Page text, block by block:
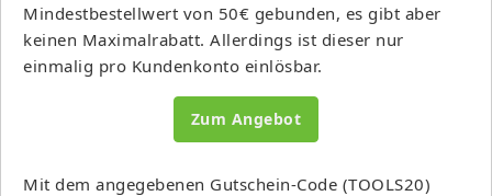
Mindestbestellwert von 50€ gebunden, es gibt aber
keinen Maximalrabatt. Allerdings ist dieser nur
einmalig pro Kundenkonto einlösbar.
Zum Angebot
Mit dem angegebenen Gutschein-Code (TOOLS20)